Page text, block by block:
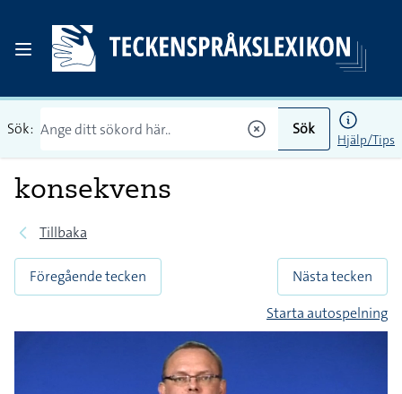
Sök: Sök
Hjälp/Tips
konsekvens
Tillbaka
Föregående tecken
Nästa tecken
Starta autospelning